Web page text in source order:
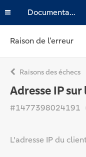
Documentation
Raison de l’erreur
Raisons des échecs
Adresse IP
#1477398024191
L'adresse IP du